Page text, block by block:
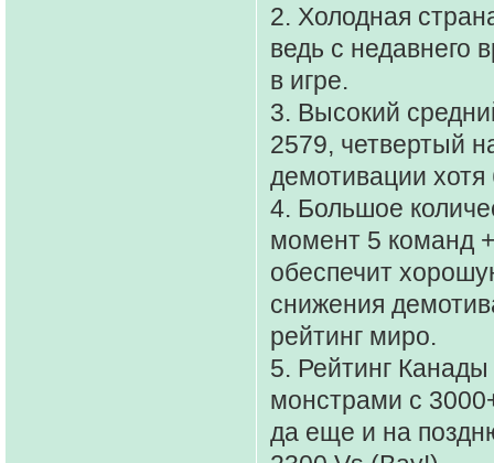
2. Холодная
ведь с недавнего
в игре.
3. Высокий
2579, четвертый
демотивации
4. Большое
момент 5 команд
обеспечит
снижения
рейтинг миро.
5. Рейтинг
монстрами с
да еще и на